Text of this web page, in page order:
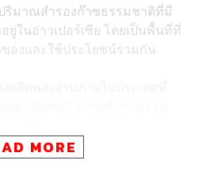
ริมาณสำรองก๊าซธรรมชาติที่มี
ในอ่าวเปอร์เซีย โดยเป็นพื้นที่ที่
องและใช้ประโยชน์ร่วมกัน
นาดใหญ่ ทันทีที่มีข่าวการโจมตี
MORE